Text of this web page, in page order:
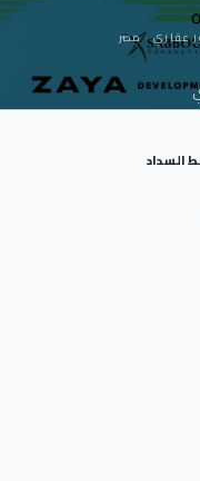
عقاري · مصر
السداد